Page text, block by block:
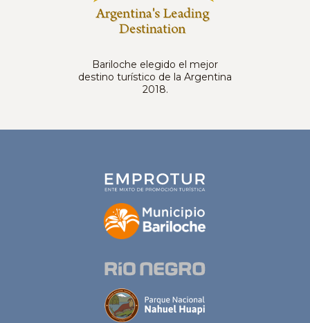
Bariloche elegido el mejor
destino turístico de la Argentina
2018.